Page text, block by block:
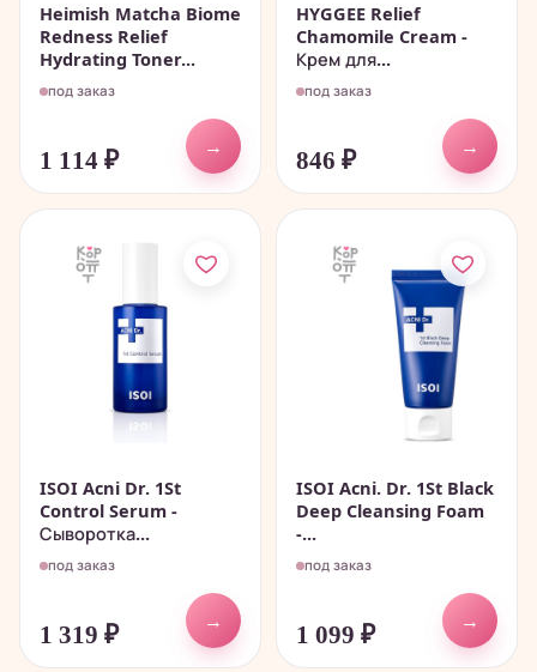
Heimish Matcha Biome
Redness Relief
Hydrating Toner...
под заказ
1 114 ₽
→
HYGGEE Relief
Chamomile Cream -
Крем для...
под заказ
846 ₽
→
ISOI Acni Dr. 1St
Control Serum -
Сыворотка...
под заказ
1 319 ₽
→
ISOI Acni. Dr. 1St Black
Deep Cleansing Foam
-...
под заказ
1 099 ₽
→